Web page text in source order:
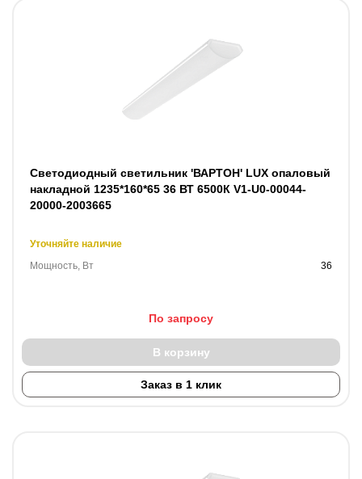
Светодиодный светильник 'ВАРТОН' LUX опаловый
накладной 1235*160*65 36 ВТ 6500К V1-U0-00044-
20000-2003665
Уточняйте наличие
Мощность, Вт
36
По запросу
В корзину
Заказ в 1 клик